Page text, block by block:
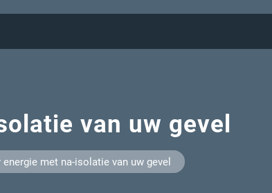
van uw gevel
energie met na-isolatie van uw gevel